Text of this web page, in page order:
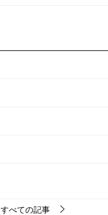
すべての記事